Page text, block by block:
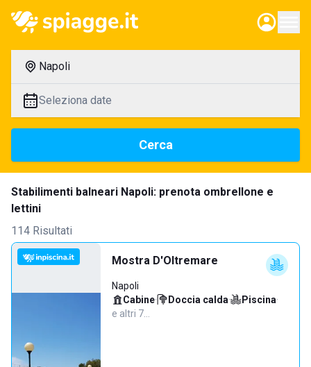
Napoli
Seleziona date
Cerca
Stabilimenti balneari Napoli: prenota ombrellone e
lettini
114 Risultati
Mostra D'Oltremare
Napoli
Cabine· Doccia calda· Piscina·
e altri 7…